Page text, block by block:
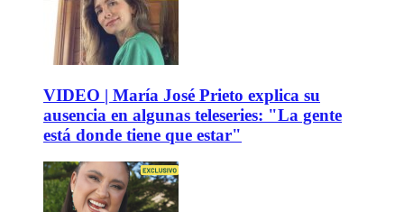
VIDEO | María José Prieto explica su
ausencia en algunas teleseries: "La gente
está donde tiene que estar"